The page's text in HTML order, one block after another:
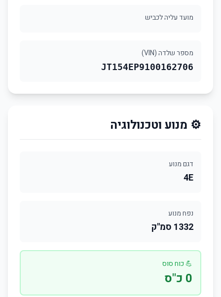
מועד עליה לכביש
מספר שלדה (VIN)
JT154EP9100162706
⚙️ מנוע וטכנולוגיה
דגם מנוע
4E
נפח מנוע
1332 סמ"ק
💪 כוח סוס
0 כ"ס